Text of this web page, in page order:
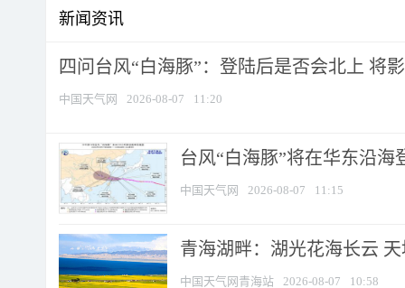
新闻资讯
四问台风“白海豚”：登陆后是否会北上 将
中国天气网 2026-08-07 11:20
台风“白海豚”将在华东沿
中国天气网 2026-08-07 11:15
青海湖畔：湖光花海长云
中国天气网青海站 2026-08-07 10:58